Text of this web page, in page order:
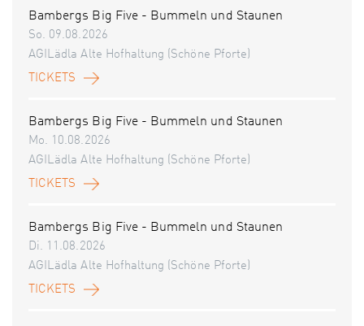
Bambergs Big Five - Bummeln und Staunen
So. 09.08.2026
AGILädla Alte Hofhaltung (Schöne Pforte)
TICKETS
Bambergs Big Five - Bummeln und Staunen
Mo. 10.08.2026
AGILädla Alte Hofhaltung (Schöne Pforte)
TICKETS
Bambergs Big Five - Bummeln und Staunen
Di. 11.08.2026
AGILädla Alte Hofhaltung (Schöne Pforte)
TICKETS